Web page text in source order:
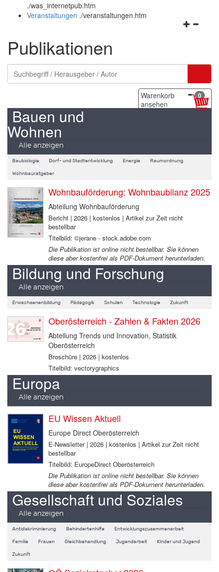
und
schließen
./was_internetpub.htm
Veranstaltungen ./veranstaltungen.htm
Publikationen
Warenkorb
ansehen
0
Bauen und
Wohnen
Alle anzeigen
Baubiologie Dorf- und Stadtentwicklung Energie Raumordnung
Wohnbauratgeber
Wohnbauförderung: Wohnbaubilanz 2025
Abteilung Wohnbauförderung
Bericht | 2026 | kostenlos | Artikel zur Zeit nicht
bestellbar
Titelbild: ©jerane - stock.adobe.com
Die Publikation ist online nicht bestellbar. Sie können
diese aber kostenfrei als PDF-Dokument herunterladen.
Bildung und Forschung
Alle anzeigen
Erwachsenenbildung Pädagogik Schulen Technologie Zukunft
Oberösterreich - Zahlen & Fakten 2026
Abteilung Trends und Innovation, Statistik
Oberösterreich
Broschüre | 2026 | kostenlos
Titelbild: vectorygraphics
Europa
Alle anzeigen
EU Wissen Aktuell
Europe Direct Oberösterreich
E-Newsletter | 2026 | kostenlos | Artikel zur Zeit nicht
bestellbar
Titelbild: EuropeDirect Oberösterreich
Die Publikation ist online nicht bestellbar. Sie können
diese aber kostenfrei als PDF-Dokument herunterladen.
Gesellschaft und Soziales
Alle anzeigen
Antidiskriminierung Behindertenhilfe Entwicklungszusammenarbeit
Familie Frauen Gleichbehandlung Jugendarbeit Kinder und Jugend
Zukunft